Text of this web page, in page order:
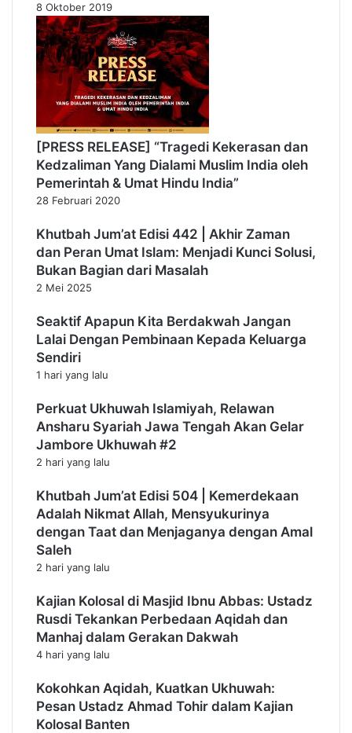
8 Oktober 2019
[PRESS RELEASE] “Tragedi Kekerasan dan
Kedzaliman Yang Dialami Muslim India oleh
Pemerintah & Umat Hindu India”
28 Februari 2020
Khutbah Jum’at Edisi 442 | Akhir Zaman
dan Peran Umat Islam: Menjadi Kunci Solusi,
Bukan Bagian dari Masalah
2 Mei 2025
Seaktif Apapun Kita Berdakwah Jangan
Lalai Dengan Pembinaan Kepada Keluarga
Sendiri
1 hari yang lalu
Perkuat Ukhuwah Islamiyah, Relawan
Ansharu Syariah Jawa Tengah Akan Gelar
Jambore Ukhuwah #2
2 hari yang lalu
Khutbah Jum’at Edisi 504 | Kemerdekaan
Adalah Nikmat Allah, Mensyukurinya
dengan Taat dan Menjaganya dengan Amal
Saleh
2 hari yang lalu
Kajian Kolosal di Masjid Ibnu Abbas: Ustadz
Rusdi Tekankan Perbedaan Aqidah dan
Manhaj dalam Gerakan Dakwah
4 hari yang lalu
Kokohkan Aqidah, Kuatkan Ukhuwah:
Pesan Ustadz Ahmad Tohir dalam Kajian
Kolosal Banten